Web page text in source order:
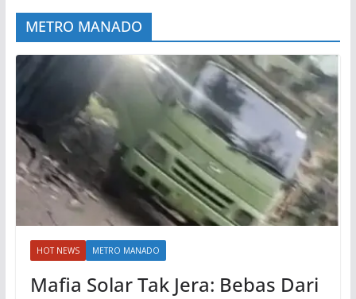
METRO MANADO
HOT NEWS METRO MANADO
Mafia Solar Tak Jera: Bebas Dari